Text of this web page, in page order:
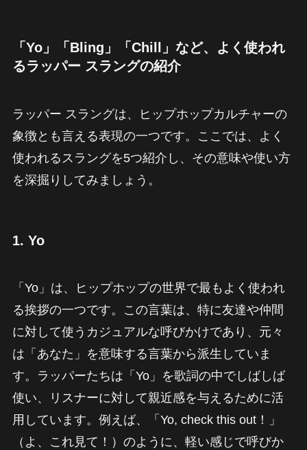
「Yo」「Bling」「Chill」など、よく使われ
るラッパー スラングの紹介
ラッパー スラングは、ヒップホップカルチャーの
象徴とも言える表現の一つです。ここでは、よく
使われるスラングを5つ紹介し、その意味や使い方
を深掘りしてみましょう。
1. Yo
「Yo」は、ヒップホップの世界で最もよく使われ
る挨拶の一つです。この言葉は、特に友達や仲間
に対して使うカジュアルな呼びかけであり、元々
は「あなた」を意味する言葉から派生していま
す。ラッパーたちは「Yo」を歌詞の中でしばしば
使い、リスナーに対して親近感を与えるために活
用しています。例えば、「Yo, check this out！」
（よ、これ見て！）のように、軽い感じで呼びか